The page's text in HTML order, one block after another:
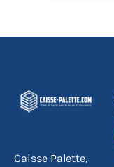
Caisse Palette,